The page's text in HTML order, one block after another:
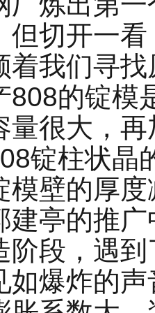
但切开一
着我们寻
808的锭模
量很大，
锭柱状晶
模壁的厚
建亭的推
阶段，遇
如爆炸的